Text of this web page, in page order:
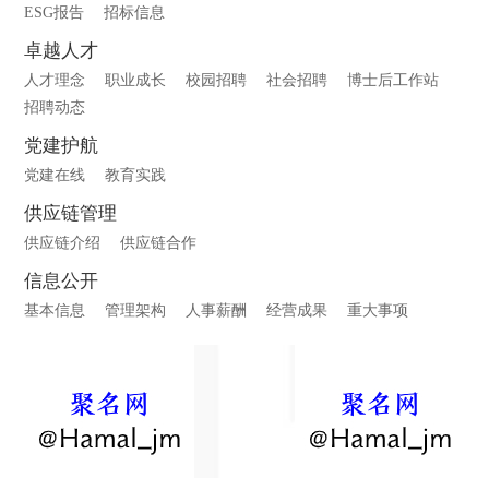
ESG报告 招标信息
卓越人才
人才理念 职业成长 校园招聘 社会招聘
博士后工作站
招聘动态
党建护航
党建在线 教育实践
供应链管理
供应链介绍 供应链合作
信息公开
基本信息 管理架构 人事薪酬 经营成果 重大事项